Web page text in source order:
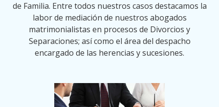
de Familia. Entre todos nuestros casos destacamos la
labor de mediación de nuestros abogados
matrimonialistas en procesos de Divorcios y
Separaciones; así como el área del despacho
encargado de las herencias y sucesiones.